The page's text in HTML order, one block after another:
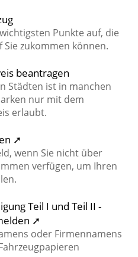
Punkte auf, die
Sie zukommen können.
beantragen
Städten ist in manchen
nur mit dem
erlaubt.
➚
wenn Sie nicht über
verfügen, um Ihren
Teil I und Teil II -
➚
oder Firmennamens